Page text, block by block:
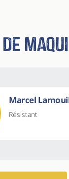
Marcel
Résistant